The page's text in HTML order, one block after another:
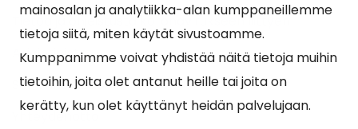
mainosalan ja analytiikka-alan kumppaneillemme
tietoja siitä, miten käytät sivustoamme.
Kumppanimme voivat yhdistää näitä tietoja muihin
tietoihin, joita olet antanut heille tai joita on
kerätty, kun olet käyttänyt heidän palvelujaan.
Tietoa ja ohjeistusta koronavirukseen liittyen
Asiointipiste
Sähköinen asiointi
Yhteydenotto